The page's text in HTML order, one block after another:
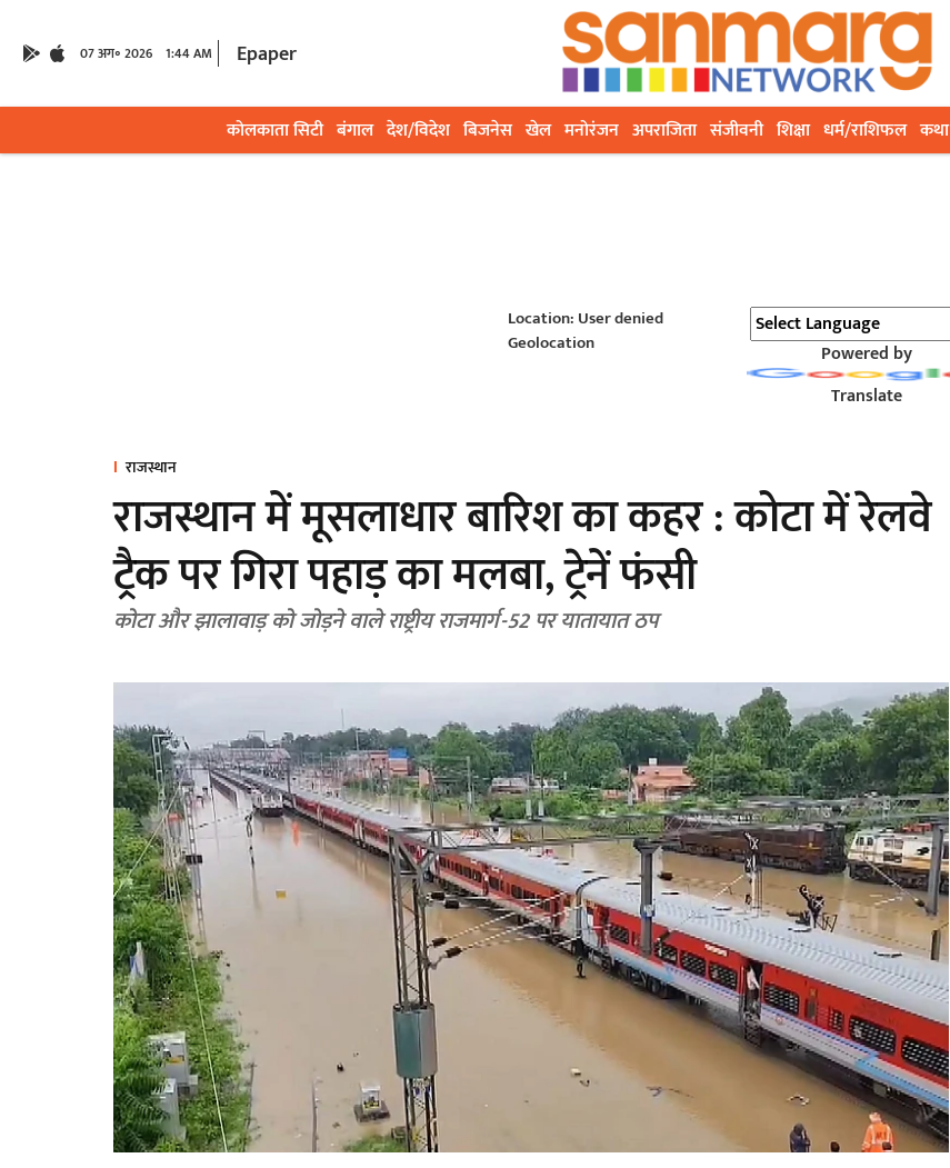
07 अग॰ 2026 1:44 AM Epaper
कोलकाता सिटी बंगाल देश/विदेश बिजनेस खेल मनोरंजन अपराजिता संजीवनी शिक्षा धर्म/राशिफल कथा
Location: User denied
Geolocation
Powered by
Translate
राजस्थान
राजस्थान में मूसलाधार बारिश का कहर : कोटा में रेलवे
ट्रैक पर गिरा पहाड़ का मलबा, ट्रेनें फंसी
कोटा और झालावाड़ को जोड़ने वाले राष्ट्रीय राजमार्ग-52 पर यातायात ठप